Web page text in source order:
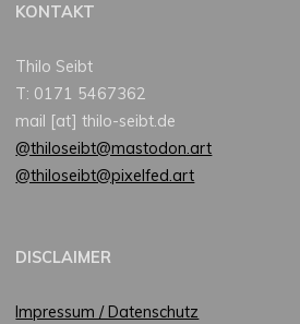
KONTAKT
Thilo Seibt
T: 0171 5467362
mail [at] thilo-seibt.de
@thiloseibt@mastodon.art
@thiloseibt@pixelfed.art
DISCLAIMER
Impressum / Datenschutz